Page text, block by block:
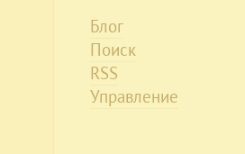
Блог
Поиск
RSS
Управление